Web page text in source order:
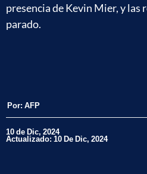
presencia de Kevin Mier, y las
parado.
Por: AFP
10 de Dic, 2024
Actualizado: 10 De Dic, 2024